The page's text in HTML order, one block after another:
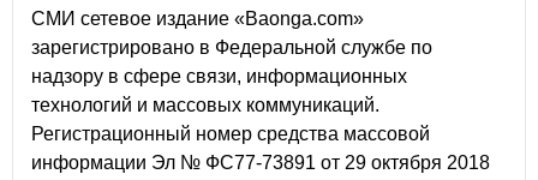
СМИ сетевое издание «Baonga.com»
зарегистрировано в Федеральной службе по
надзору в сфере связи, информационных
технологий и массовых коммуникаций.
Регистрационный номер средства массовой
информации Эл № ФС77-73891 от 29 октября 2018